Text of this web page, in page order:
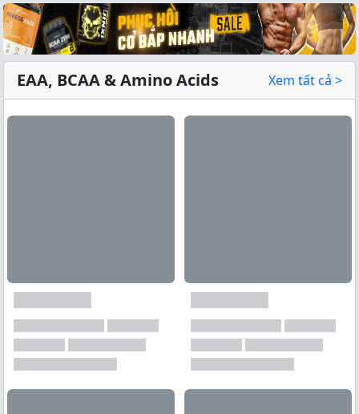
Xem tất cả →
EAA, BCAA & Amino Acids Xem tất cả >